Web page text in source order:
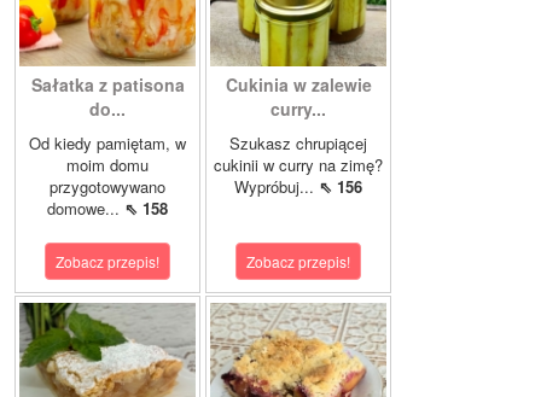
Sałatka z patisona
do...
Od kiedy pamiętam, w
moim domu
przygotowywano
domowe... ⇖ 158
Zobacz przepis!
Cukinia w zalewie
curry...
Szukasz chrupiącej
cukinii w curry na zimę?
Wypróbuj... ⇖ 156
Zobacz przepis!